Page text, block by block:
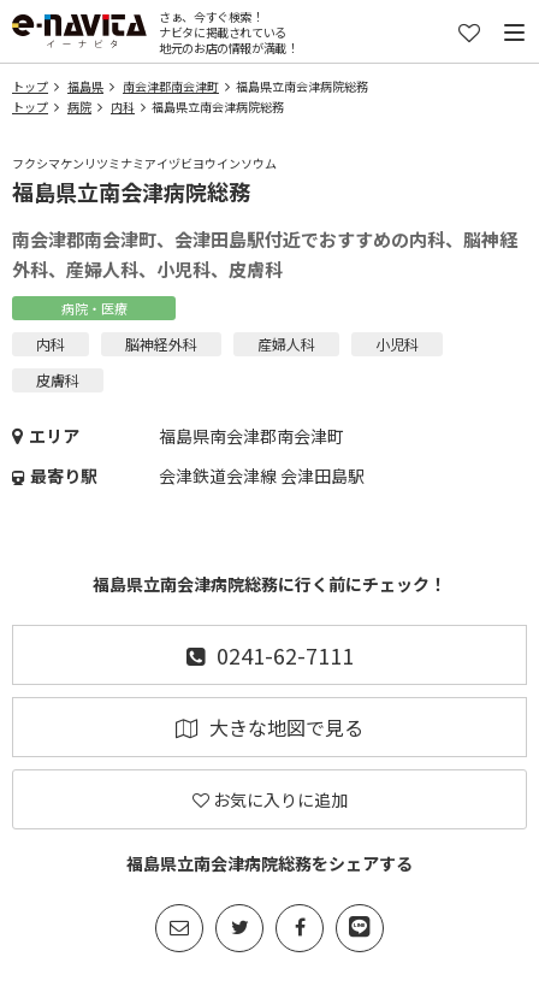
さぁ、今すぐ検索！
ナビタに掲載されている
地元のお店の情報が満載！
トップ 福島県 南会津郡南会津町
福島県立南会津病院総務
トップ
病院 内科 福島県立南会津病院総務
フクシマケンリツミナミアイヅビヨウインソウム
福島県立南会津病院総務
南会津郡南会津町、会津田島駅付近でおすすめの内科、脳神経
外科、産婦人科、小児科、皮膚科
病院・医療
内科 脳神経外科 産婦人科
小児科
皮膚科
エリア
福島県南会津郡南会津町
最寄り駅
会津鉄道会津線 会津田島駅
福島県立南会津病院総務に行く前にチェック！
0241-62-7111
大きな地図で見る
お気に入りに追加
福島県立南会津病院総務をシェアする